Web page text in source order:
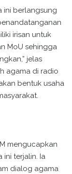
ini berlangsung
irisan untuk
MoU sehingga
jelas
agama di radio
bentuk usaha
mengucapkan
ini terjalin. Ia
dialog agama